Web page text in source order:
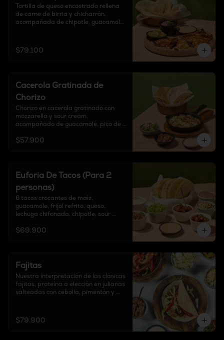
Tortilla de queso encostrado rellena
de carne de birria y chicharrón,
acompañada de chipotle, guacamole,
$79.100
Cacerola Gratinada de
Chorizo
Chorizo en cacerola gratinado con
mozzarella y sour cream,
acompañado de guacamole, pico de
a elección.
$57.900
Euforia De Tacos (Para 2
personas)
6 tacos crocantes de maíz,
guacamole, frijol refrito, queso,
lechuga chifonada, chipotle, sour
$69.900
Fajitas
Nuestra interpretación de las clásicas
fajitas, proteína a elección en julianas
salteadas con cebolla, pimentón y
mozzarella, pico de gallo, lechuga
chifonada y
$79.900